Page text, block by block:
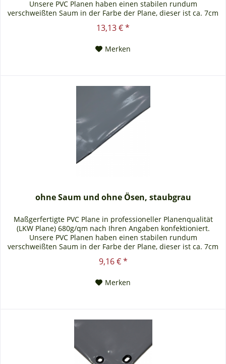
Unsere PVC Planen haben einen stabilen rundum
verschweißten Saum in der Farbe der Plane, dieser ist ca. 7cm
oder auf Wunsch auch mit Edelstahlösen ausstatten. Die PVC
13,13 € *
Merken
ohne Saum und ohne Ösen, staubgrau
Maßgerfertigte PVC Plane in professioneller Planenqualität
(LKW Plane) 680g/qm nach Ihren Angaben konfektioniert.
Unsere PVC Planen haben einen stabilen rundum
verschweißten Saum in der Farbe der Plane, dieser ist ca. 7cm
oder auf Wunsch auch mit Edelstahlösen ausstatten. Die PVC
9,16 € *
Merken